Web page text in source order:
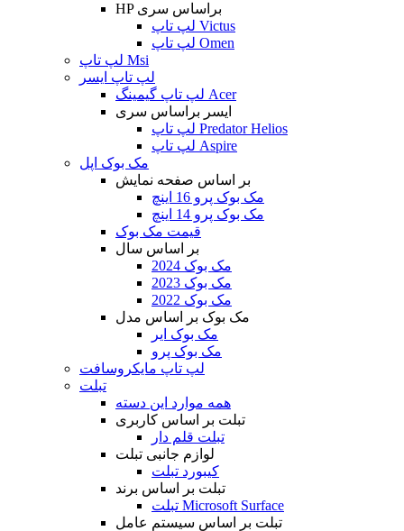
HP براساس سری
لپ تاپ Victus
لپ تاپ Omen
لپ تاپ Msi
لپ تاپ ایسر
لپ تاپ گیمینگ Acer
ایسر براساس سری
لپ تاپ Predator Helios
لپ تاپ Aspire
مک بوک اپل
بر اساس صفحه نمایش
مک بوک پرو 16 اینچ
مک بوک پرو 14 اینچ
قیمت مک بوک
بر اساس سال
مک بوک 2024
مک بوک 2023
مک بوک 2022
مک بوک بر اساس مدل
مک بوک ایر
مک بوک پرو
لپ تاپ مایکروسافت
تبلت
همه موارد این دسته
تبلت بر اساس کاربری
تبلت قلم دار
لوازم جانبی تبلت
کیبورد تبلت
تبلت بر اساس برند
تبلت Microsoft Surface
تبلت بر اساس سیستم عامل